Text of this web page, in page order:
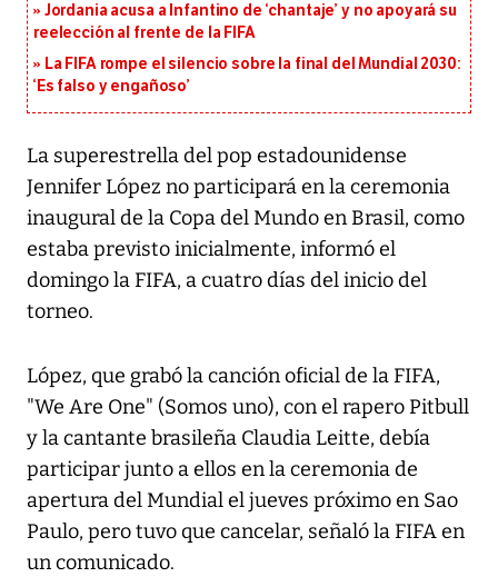
Jordania acusa a Infantino de ‘chantaje’ y no apoyará su
reelección al frente de la FIFA
La FIFA rompe el silencio sobre la final del Mundial 2030:
‘Es falso y engañoso’
La superestrella del pop estadounidense
Jennifer López no participará en la ceremonia
inaugural de la Copa del Mundo en Brasil, como
estaba previsto inicialmente, informó el
domingo la FIFA, a cuatro días del inicio del
torneo.
López, que grabó la canción oficial de la FIFA,
"We Are One" (Somos uno), con el rapero Pitbull
y la cantante brasileña Claudia Leitte, debía
participar junto a ellos en la ceremonia de
apertura del Mundial el jueves próximo en Sao
Paulo, pero tuvo que cancelar, señaló la FIFA en
un comunicado.